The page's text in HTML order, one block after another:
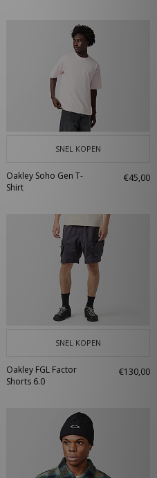
SNEL KOPEN
Oakley Soho Gen T-
Shirt
€45,00
SNEL KOPEN
Oakley FGL Factor
Shorts 6.0
€130,00